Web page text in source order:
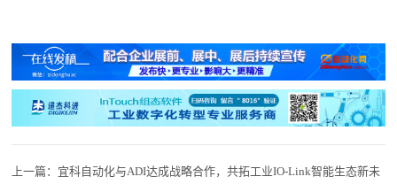
上一篇： 宜科自动化与ADI达成战略合作，共拓工业IO-Link智能生态新未